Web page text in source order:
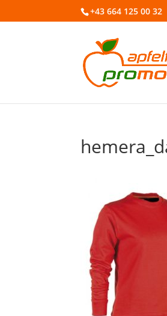
+43 664 125 00 32